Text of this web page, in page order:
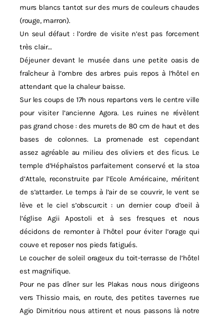
murs blancs tantot sur des murs de couleurs chaudes
(rouge, marron).
Un seul défaut : l’ordre de visite n’est pas forcement
très clair…
Déjeuner devant le musée dans une petite oasis de
fraîcheur à l’ombre des arbres puis repos à l’hôtel en
attendant que la chaleur baisse.
Sur les coups de 17h nous repartons vers le centre ville
pour visiter l’ancienne Agora. Les ruines ne révèlent
pas grand chose : des murets de 80 cm de haut et des
bases de colonnes. La promenade est cependant
assez agréable au milieu des oliviers et des ficus. Le
temple d’Héphaïstos parfaitement conservé et la stoa
d’Attale, reconstruite par l’Ecole Américaine, méritent
de s’attarder. Le temps à l’air de se couvrir, le vent se
lève et le ciel s’obscurcit : un dernier coup d’oeil à
l’église Agii Apostoli et à ses fresques et nous
décidons de remonter à l’hôtel pour éviter l’orage qui
couve et reposer nos pieds fatigués.
Le coucher de soleil orageux du toit-terrasse de l’hôtel
est magnifique.
Pour ne pas dîner sur les Plakas nous nous dirigeons
vers Thissio mais, en route, des petites tavernes rue
Agio Dimitriou nous attirent et nous passons là notre